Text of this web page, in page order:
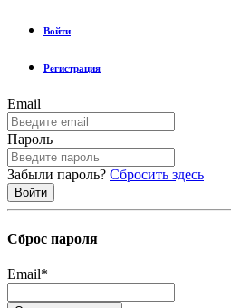
Войти
Регистрация
Email
Пароль
Забыли пароль? Сбросить здесь
Сброс пароля
Email*